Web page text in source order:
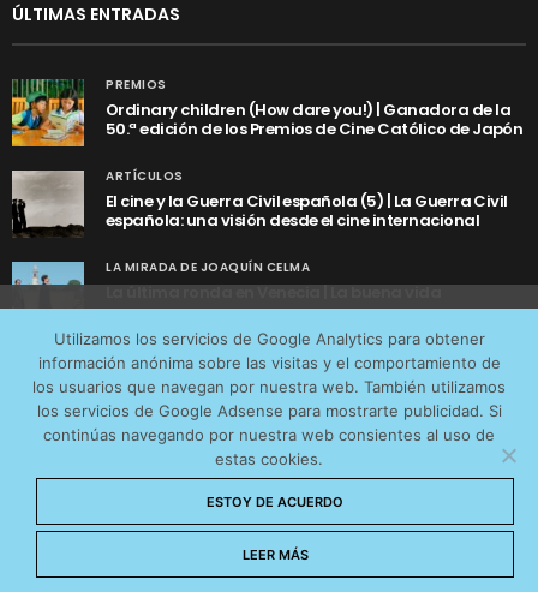
ÚLTIMAS ENTRADAS
PREMIOS
Ordinary children (How dare you!) | Ganadora de la
50.ª edición de los Premios de Cine Católico de Japón
ARTÍCULOS
El cine y la Guerra Civil española (5) | La Guerra Civil
española: una visión desde el cine internacional
LA MIRADA DE JOAQUÍN CELMA
La última ronda en Venecia | La buena vida
AVISO LEGAL CONTACTO
POLÍTICA DE COOKIES
POLÍTICA DE PRIVACIDAD
© 2026 CinemaNet. Designed by
Utilizamos los servicios de Google Analytics para obtener
información anónima sobre las visitas y el comportamiento de
los usuarios que navegan por nuestra web. También utilizamos
los servicios de Google Adsense para mostrarte publicidad. Si
continúas navegando por nuestra web consientes al uso de
estas cookies.
ESTOY DE ACUERDO
LEER MÁS
tráfico web que recibimos y conocer los servicios que
más os interesan. Puede cambiar las preferencias y
obtener más información sobre las cookies que
utilizamos en nuestra Política de cookies
Aceptar cookies
No permitir cookies